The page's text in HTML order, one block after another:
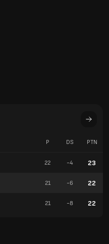
P DS PTN
22 -4 23
21 -6 22
21 -8 22